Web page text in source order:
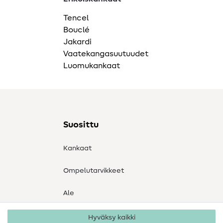
Tencel
Bouclé
Jakardi
Vaatekangasuutuudet
Luomukankaat
Suosittu
Kankaat
Ompelutarvikkeet
Ale
Hyväksy kaikki